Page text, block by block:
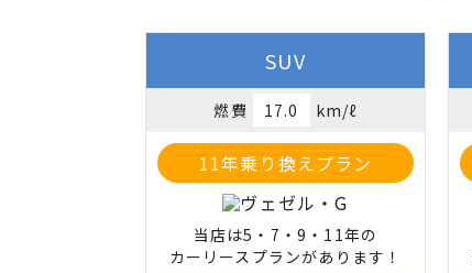
SUV
燃費 17.0 km/ℓ
11年乗り換えプラン
当店は5・7・9・11年の
カーリースプランがあります！